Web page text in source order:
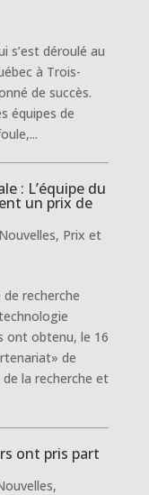
s’est déroulé au
à Trois-
de succès.
équipes de
: L’équipe du
un prix de
Nouvelles, Prix et
recherche
ont obtenu, le 16
de
la recherche et
ont pris part
,